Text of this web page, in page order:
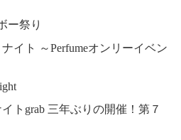
ー祭り
イト ～Perfumeオンリーイベン
トgrab 三年ぶりの開催！第７